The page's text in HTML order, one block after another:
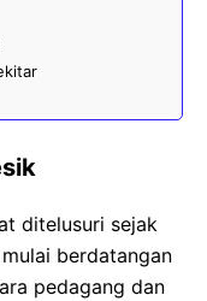
ditelusuri sejak
berdatangan
pedagang dan